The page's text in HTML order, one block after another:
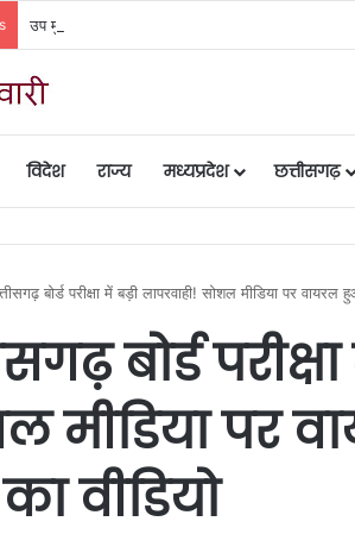
उप मुख्यमंत्री अरुण साव ने कैबिनेट की बैठक में लिए गए
विदेश राज्य मध्यप्रदेश छत्तीसगढ़
बोर्ड परीक्षा में बड़ी लापरवाही! सोशल मीडिया पर वायरल
बोर्ड
मीडिया पर
वीडियो